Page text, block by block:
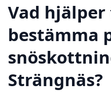
Vad
bestämma
Strängnäs?